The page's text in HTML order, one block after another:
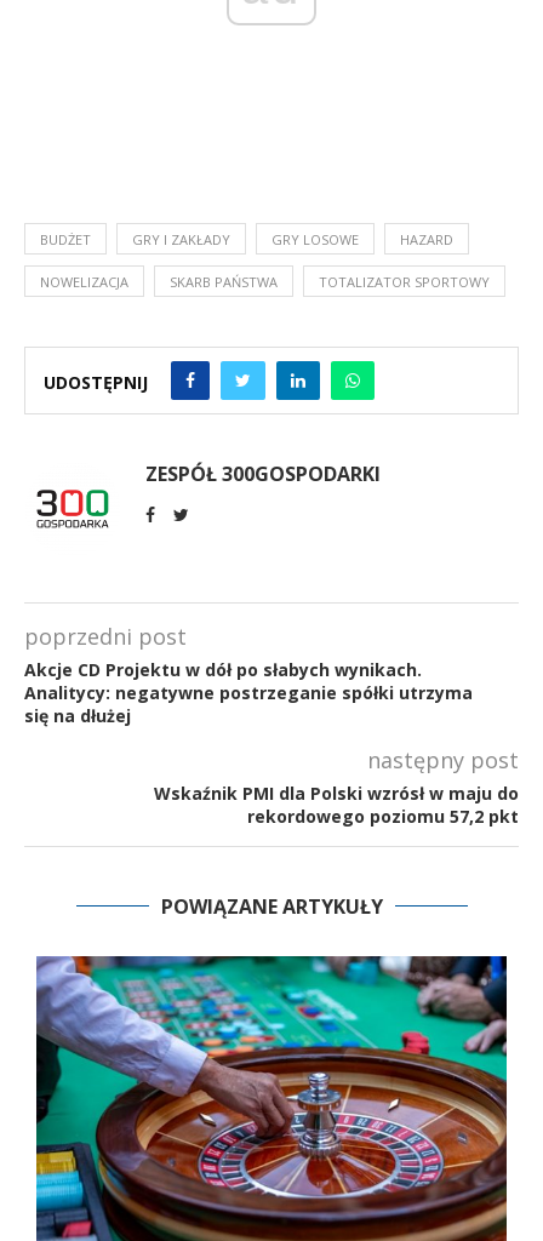
BUDŻET GRY I ZAKŁADY GRY LOSOWE HAZARD
NOWELIZACJA SKARB PAŃSTWA TOTALIZATOR SPORTOWY
UDOSTĘPNIJ
ZESPÓŁ 300GOSPODARKI
poprzedni post
Akcje CD Projektu w dół po słabych wynikach.
Analitycy: negatywne postrzeganie spółki utrzyma
się na dłużej
następny post
Wskaźnik PMI dla Polski wzrósł w maju do
rekordowego poziomu 57,2 pkt
POWIĄZANE ARTYKUŁY